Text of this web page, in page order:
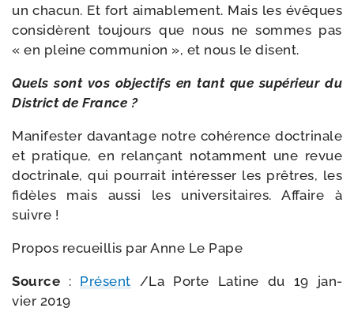
un cha­cun. Et fort aima­ble­ment. Mais les évêques
consi­dèrent tou­jours que nous ne sommes pas
« en pleine com­mu­nion », et nous le disent.
Quels sont vos objec­tifs en tant que supé­rieur du
District de France ?
Manifester davan­tage notre cohé­rence doc­tri­nale
et pra­tique, en relan­çant notam­ment une revue
doc­tri­nale, qui pour­rait inté­res­ser les prêtres, les
fidèles mais aus­si les uni­ver­si­taires. Affaire à
suivre !
Propos recueillis par Anne Le Pape
Source :Présent/​La Porte Latine du 19 jan­
vier 2019